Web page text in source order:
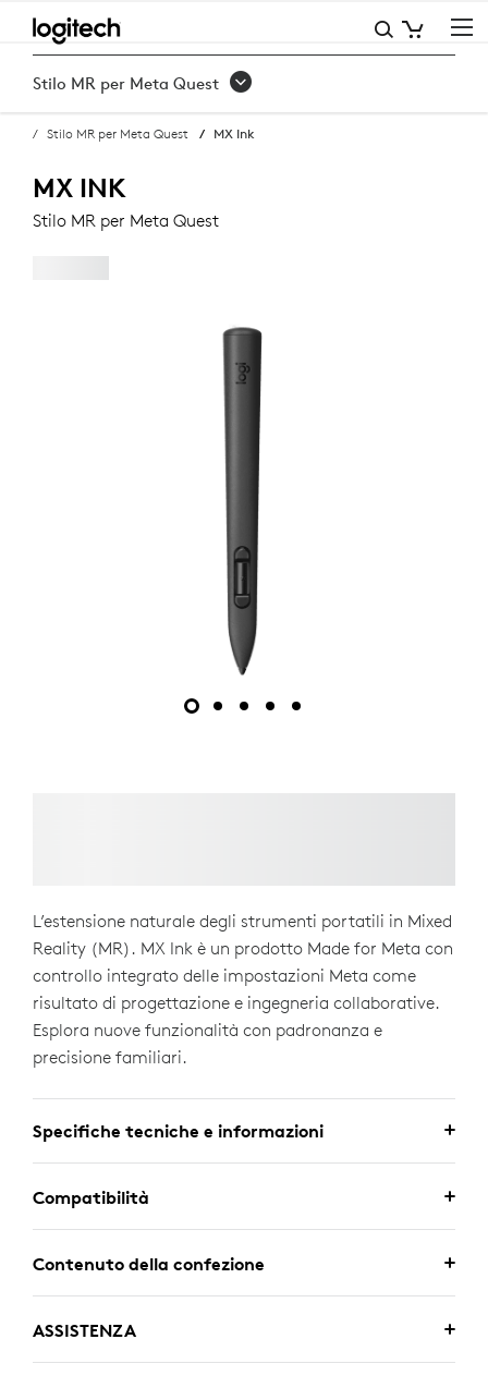
STILO
MX
INK
MR
PER
META
QUEST
Stilo MR per Meta Quest
Stilo MR per Meta Quest MX Ink
MX INK
Stilo MR per Meta Quest
L’estensione naturale degli strumenti portatili in Mixed
Reality (MR). MX Ink è un prodotto Made for Meta con
controllo integrato delle impostazioni Meta come
risultato di progettazione e ingegneria collaborative.
Esplora nuove funzionalità con padronanza e
precisione familiari.
Specifiche tecniche e informazioni
Compatibilità
Contenuto della confezione
ASSISTENZA